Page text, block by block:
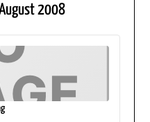
2008